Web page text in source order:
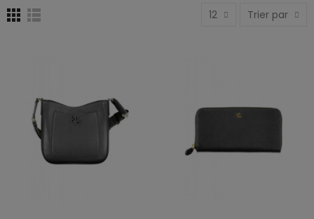
12 Trier par